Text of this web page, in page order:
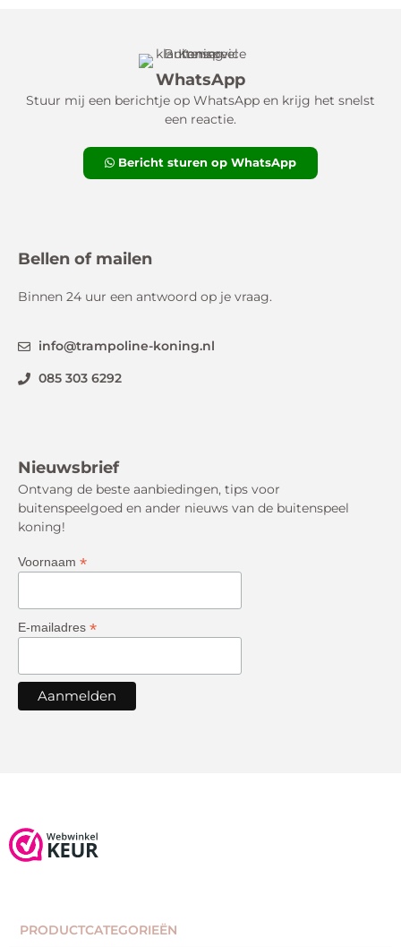
WhatsApp
Stuur mij een berichtje op WhatsApp en krijg het snelst
een reactie.
Bericht sturen op WhatsApp
Bellen of mailen
Binnen 24 uur een antwoord op je vraag.
info@trampoline-koning.nl
085 303 6292
Nieuwsbrief
Ontvang de beste aanbiedingen, tips voor
buitenspeelgoed en ander nieuws van de buitenspeel
koning!
Voornaam *
E-mailadres *
PRODUCTCATEGORIEËN​